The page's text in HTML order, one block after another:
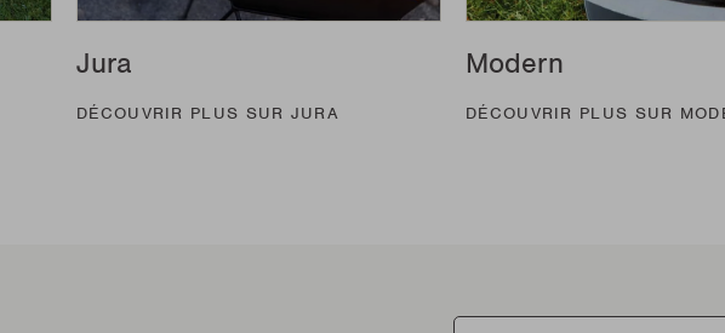
Jura
DÉCOUVRIR PLUS SUR JURA
Modern
DÉCOUVRIR PLUS SUR